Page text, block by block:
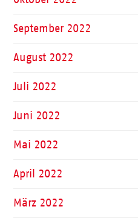
September 2022
August 2022
Juli 2022
Juni 2022
Mai 2022
April 2022
März 2022